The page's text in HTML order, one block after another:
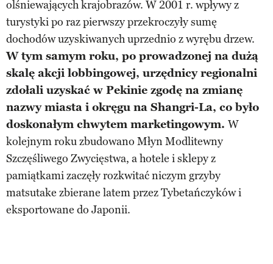
olśniewających krajobrazów. W 2001 r. wpływy z
turystyki po raz pierwszy przekroczyły sumę
dochodów uzyskiwanych uprzednio z wyrębu drzew.
W tym samym roku, po prowadzonej na dużą
skalę akcji lobbingowej, urzędnicy regionalni
zdołali uzyskać w Pekinie zgodę na zmianę
nazwy miasta i okręgu na Shangri-La, co było
doskonałym chwytem marketingowym. W
kolejnym roku zbudowano Młyn Modlitewny
Szczęśliwego Zwycięstwa, a hotele i sklepy z
pamiątkami zaczęły rozkwitać niczym grzyby
matsutake zbierane latem przez Tybetańczyków i
eksportowane do Japonii.